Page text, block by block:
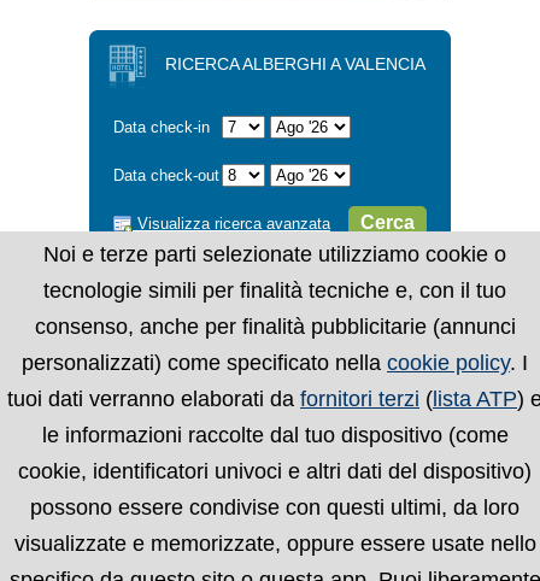
RICERCA ALBERGHI A VALENCIA
Data check-in
Data check-out
Visualizza ricerca avanzata Cerca
Noi e terze parti selezionate utilizziamo cookie o
tecnologie simili per finalità tecniche e, con il tuo
consenso, anche per finalità pubblicitarie (annunci
personalizzati) come specificato nella cookie policy. I
tuoi dati verranno elaborati da fornitori terzi ( lista ATP)
le informazioni raccolte dal tuo dispositivo (come
cookie, identificatori univoci e altri dati del dispositivo)
possono essere condivise con questi ultimi, da loro
visualizzate e memorizzate, oppure essere usate nello